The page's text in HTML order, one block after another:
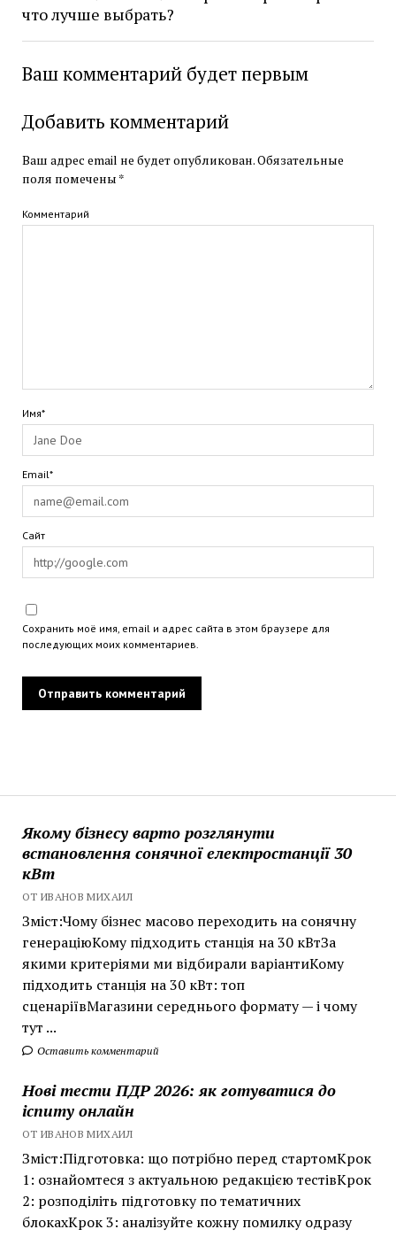
Якому бізнесу варто розглянути
встановлення сонячної електростанції 30
кВт
ОТ ИВАНОВ МИХАИЛ
Зміст:Чому бізнес масово переходить на сонячну
генераціюКому підходить станція на 30 кВтЗа
якими критеріями ми відбирали варіантиКому
підходить станція на 30 кВт: топ
сценаріївМагазини середнього формату — і чому
тут ...
Оставить комментарий
Нові тести ПДР 2026: як готуватися до
іспиту онлайн
ОТ ИВАНОВ МИХАИЛ
Зміст:Підготовка: що потрібно перед стартомКрок
1: ознайомтеся з актуальною редакцією тестівКрок
2: розподіліть підготовку по тематичних
блокахКрок 3: аналізуйте кожну помилку одразу
что лучше выбрать?
Ваш комментарий будет первым
Добавить комментарий
Ваш адрес email не будет опубликован.Обязательные
поля помечены *
Комментарий
Имя*
Email*
Сайт
Сохранить моё имя, email и адрес сайта в этом браузере для
последующих моих комментариев.